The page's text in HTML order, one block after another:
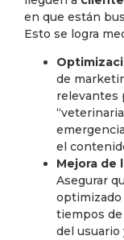
en que están
Esto se logra
de
relevantes
el
Mejora de
Asegurar
optimizado
tiempos de
del